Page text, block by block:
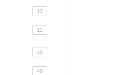
12
12
40
40